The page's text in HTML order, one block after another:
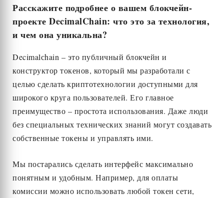
Расскажите подробнее о вашем блокчейн-
проекте DecimalChain: что это за технология,
и чем она уникальна?
Decimalсhain – это публичный блокчейн и
конструктор токенов, который мы разработали с
целью сделать криптотехнологии доступными для
широкого круга пользователей. Его главное
преимущество – простота использования. Даже люди
без специальных технических знаний могут создавать
собственные токены и управлять ими.
Мы постарались сделать интерфейс максимально
понятным и удобным. Например, для оплаты
комиссии можно использовать любой токен сети,